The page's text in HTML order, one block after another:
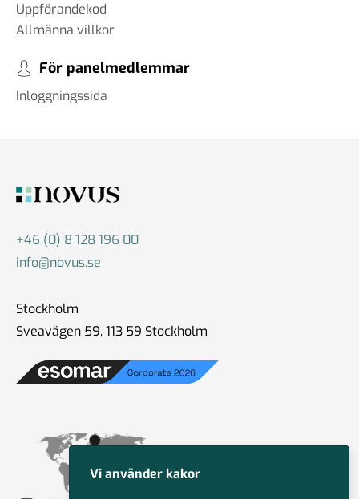
#88 Thomas Matsson -
12 feb 2025
#87 Brit Stakston
om AI
30 okt 2024
världsläget
Uppförandekod
Allmänna villkor
För panelmedlemmar
Inloggningssida
+46 (0) 8 128 196 00
info@novus.se
Stockholm
Sveavägen 59, 113 59 Stockholm
Vi använder kakor